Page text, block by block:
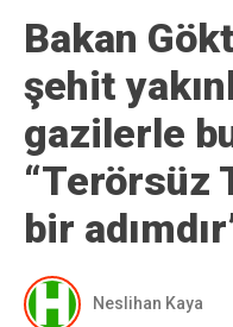
Bakan
şehit
gazilerle
“Terörsüz
bir
Neslihan Kaya